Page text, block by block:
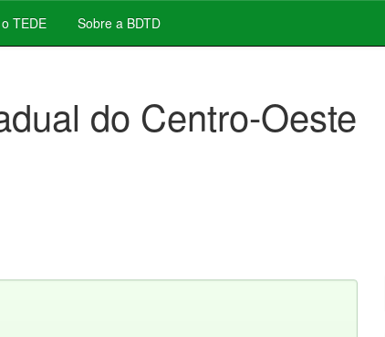
TEDE Sobre a BDTD
do Centro-Oeste